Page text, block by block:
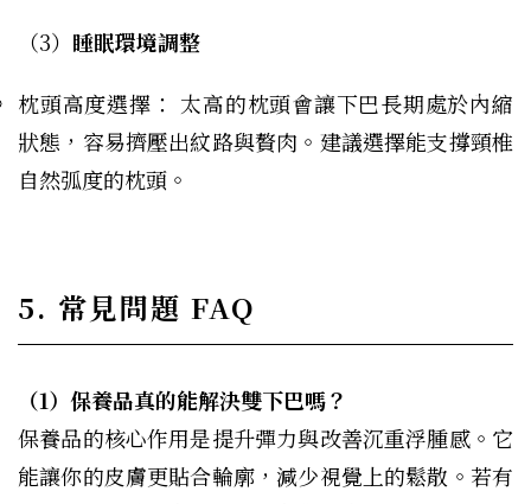
（3） 睡眠環境調整
枕頭高度選擇： 太高的枕頭會讓下巴長期處於內縮
狀態，容易擠壓出紋路與贅肉。建議選擇能支撐頸椎
自然弧度的枕頭。
5. 常見問題 FAQ
（1）保養品真的能解決雙下巴嗎？
保養品的核心作用是提升彈力與改善沉重浮腫感。它
能讓你的皮膚更貼合輪廓，減少視覺上的鬆散。若有